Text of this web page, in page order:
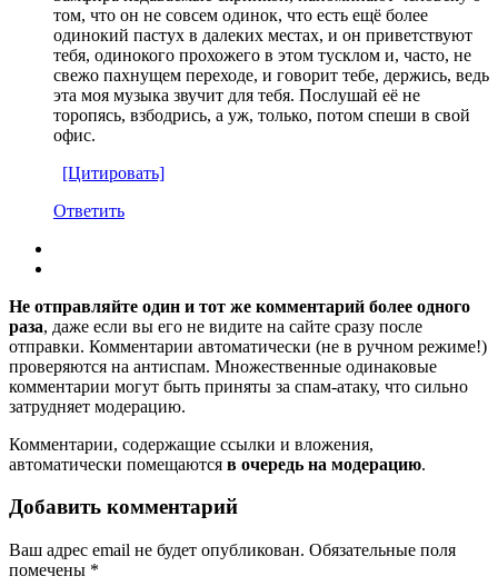
том, что он не совсем одинок, что есть ещё более
одинокий пастух в далеких местах, и он приветствуют
тебя, одинокого прохожего в этом тусклом и, часто, не
свежо пахнущем переходе, и говорит тебе, держись, ведь
эта моя музыка звучит для тебя. Послушай её не
торопясь, взбодрись, а уж, только, потом спеши в свой
офис.
[Цитировать]
Ответить
Не отправляйте один и тот же комментарий более одного
раза, даже если вы его не видите на сайте сразу после
отправки. Комментарии автоматически (не в ручном режиме!)
проверяются на антиспам. Множественные одинаковые
комментарии могут быть приняты за спам-атаку, что сильно
затрудняет модерацию.
Комментарии, содержащие ссылки и вложения,
автоматически помещаются в очередь на модерацию.
Добавить комментарий
Ваш адрес email не будет опубликован. Обязательные поля
помечены *